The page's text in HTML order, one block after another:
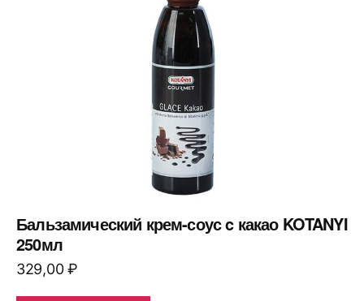
Бальзамический крем-соус c какао KOTANYI
250мл
329,00₽